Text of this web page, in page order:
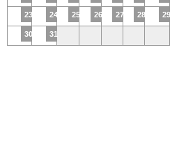
23 24 25 26 27 28 29
30 31